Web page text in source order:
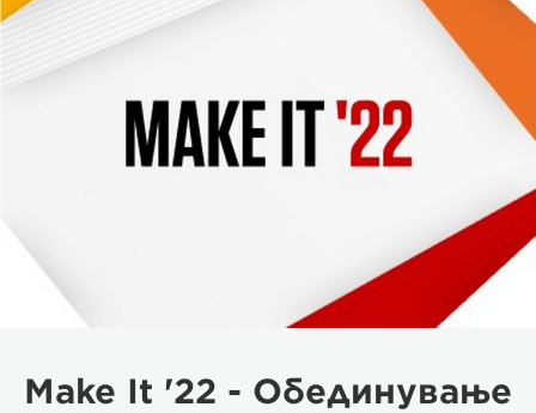
Make It '22 - Обединување